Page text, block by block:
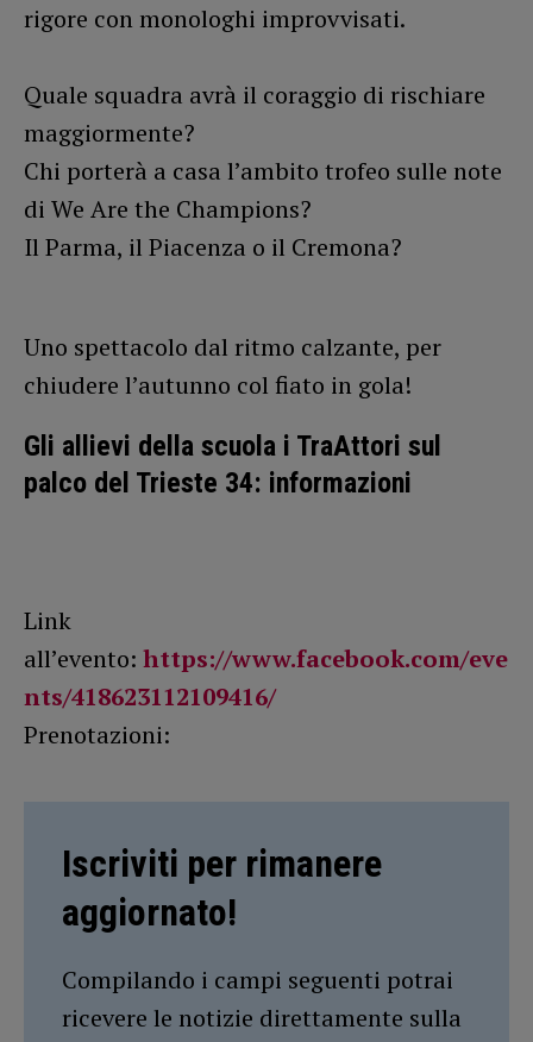
rigore con monologhi improvvisati.
Quale squadra avrà il coraggio di rischiare
maggiormente?
Chi porterà a casa l’ambito trofeo sulle note
di We Are the Champions?
Il Parma, il Piacenza o il Cremona?
Uno spettacolo dal ritmo calzante, per
chiudere l’autunno col fiato in gola!
Gli allievi della scuola i TraAttori sul
palco del Trieste 34: informazioni
Link
all’evento: https://www.facebook.com/eve
nts/418623112109416/
Prenotazioni:
Iscriviti per rimanere
aggiornato!
Compilando i campi seguenti potrai
ricevere le notizie direttamente sulla